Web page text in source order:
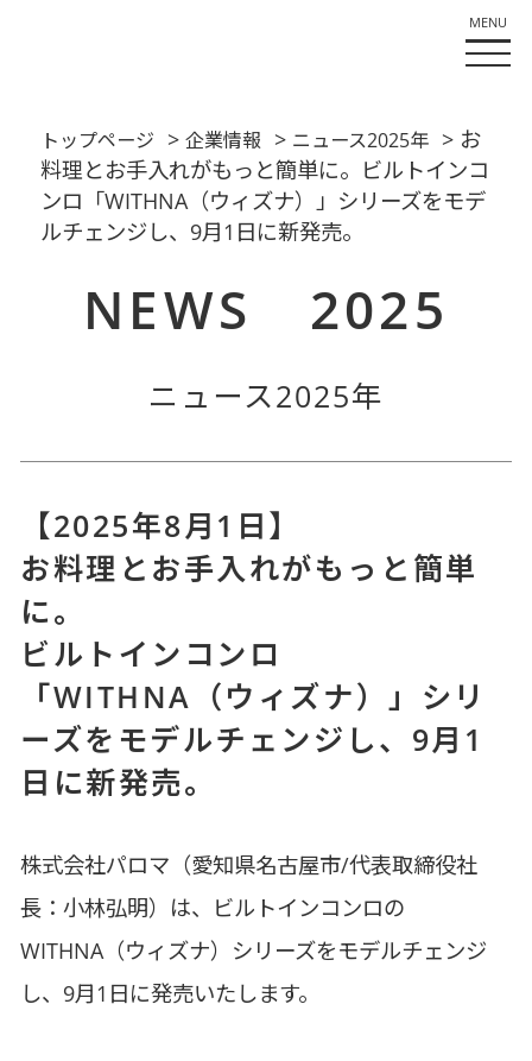
トップページ >企業情報 > ニュース2025年 > お
料理とお手入れがもっと簡単に。ビルトインコ
ンロ「WITHNA（ウィズナ）」シリーズをモデ
ルチェンジし、9月1日に新発売。
NEWS 2025
ニュース2025年
【2025年8月1日】
お料理とお手入れがもっと簡単
に。
ビルトインコンロ
「WITHNA（ウィズナ）」シリ
ーズをモデルチェンジし、9月1
日に新発売。
株式会社パロマ（愛知県名古屋市/代表取締役社
長：小林弘明）は、ビルトインコンロの
WITHNA（ウィズナ）シリーズをモデルチェンジ
し、9月1日に発売いたします。